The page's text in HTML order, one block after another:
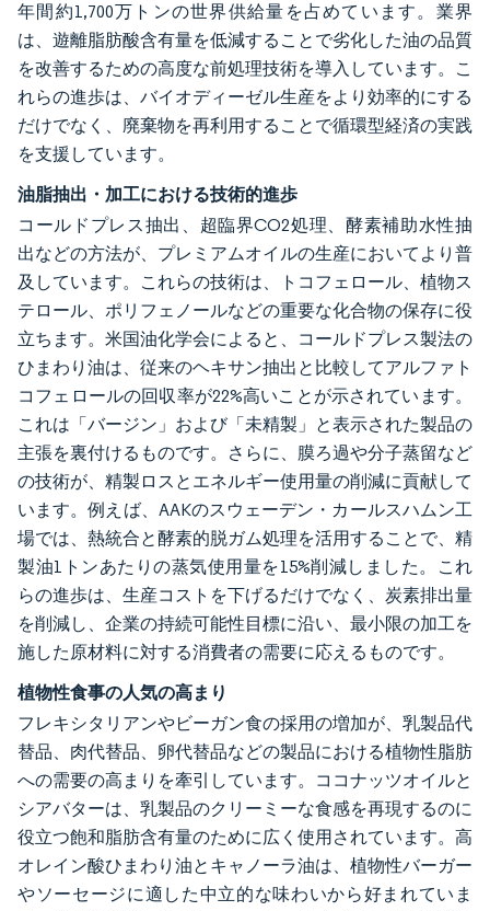
年間約1,700万トンの世界供給量を占めています。業界
は、遊離脂肪酸含有量を低減することで劣化した油の品質
を改善するための高度な前処理技術を導入しています。こ
れらの進歩は、バイオディーゼル生産をより効率的にする
だけでなく、廃棄物を再利用することで循環型経済の実践
を支援しています。
油脂抽出・加工における技術的進歩
コールドプレス抽出、超臨界CO2処理、酵素補助水性抽
出などの方法が、プレミアムオイルの生産においてより普
及しています。これらの技術は、トコフェロール、植物ス
テロール、ポリフェノールなどの重要な化合物の保存に役
立ちます。米国油化学会によると、コールドプレス製法の
ひまわり油は、従来のヘキサン抽出と比較してアルファト
コフェロールの回収率が22%高いことが示されています。
これは「バージン」および「未精製」と表示された製品の
主張を裏付けるものです。さらに、膜ろ過や分子蒸留など
の技術が、精製ロスとエネルギー使用量の削減に貢献して
います。例えば、AAKのスウェーデン・カールスハムン工
場では、熱統合と酵素的脱ガム処理を活用することで、精
製油1トンあたりの蒸気使用量を15%削減しました。これ
らの進歩は、生産コストを下げるだけでなく、炭素排出量
を削減し、企業の持続可能性目標に沿い、最小限の加工を
施した原材料に対する消費者の需要に応えるものです。
植物性食事の人気の高まり
フレキシタリアンやビーガン食の採用の増加が、乳製品代
替品、肉代替品、卵代替品などの製品における植物性脂肪
への需要の高まりを牽引しています。ココナッツオイルと
シアバターは、乳製品のクリーミーな食感を再現するのに
役立つ飽和脂肪含有量のために広く使用されています。高
オレイン酸ひまわり油とキャノーラ油は、植物性バーガー
やソーセージに適した中立的な味わいから好まれていま